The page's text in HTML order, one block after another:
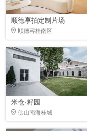
顺德享拍定制片场
顺德容桂南区
米仓·籽园
佛山南海桂城